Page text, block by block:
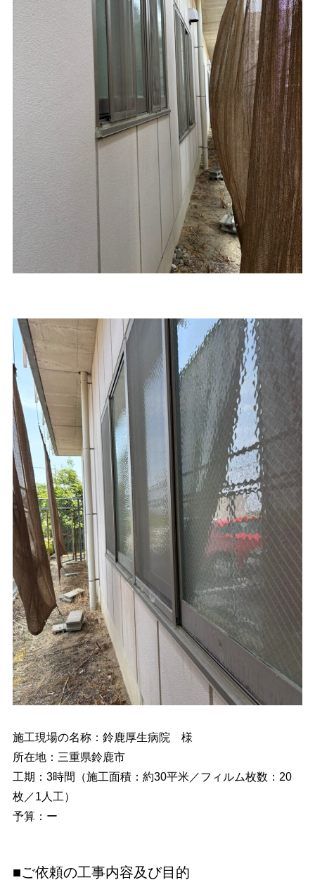
施工現場の名称：鈴鹿厚生病院 様
所在地：三重県鈴鹿市
工期：3時間（施工面積：約30平米／フィルム枚数：20
枚／1人工）
予算：ー
■ご依頼の工事内容及び目的